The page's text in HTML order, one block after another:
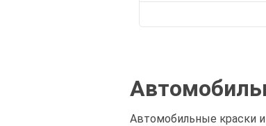
Автомобильные краски